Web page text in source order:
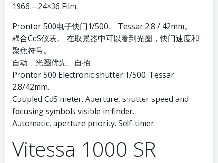
1966 – 24×36 Film.
Prontor 500电子快门1/500。 Tessar 2.8 / 42mm。
耦合CdS仪表。 在取景器中可以看到光圈，快门速度和
聚焦符号。
自动，光圈优先。自拍。
Prontor 500 Electronic shutter 1/500. Tessar
2.8/42mm.
Coupled CdS meter. Aperture, shutter speed and
focusing symbols visible in finder.
Automatic, aperture priority. Self-timer.
Vitessa 1000 SR